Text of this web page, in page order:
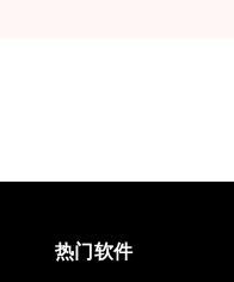
热门软件